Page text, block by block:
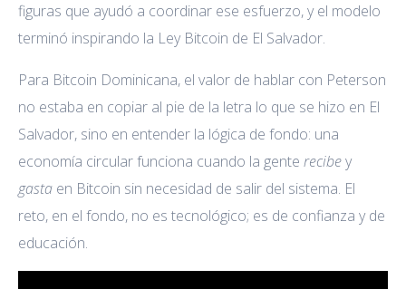
figuras que ayudó a coordinar ese esfuerzo, y el modelo
terminó inspirando la Ley Bitcoin de El Salvador.
Para Bitcoin Dominicana, el valor de hablar con Peterson
no estaba en copiar al pie de la letra lo que se hizo en El
Salvador, sino en entender la lógica de fondo: una
economía circular funciona cuando la gente recibey
gasta en Bitcoin sin necesidad de salir del sistema. El
reto, en el fondo, no es tecnológico; es de confianza y de
educación.